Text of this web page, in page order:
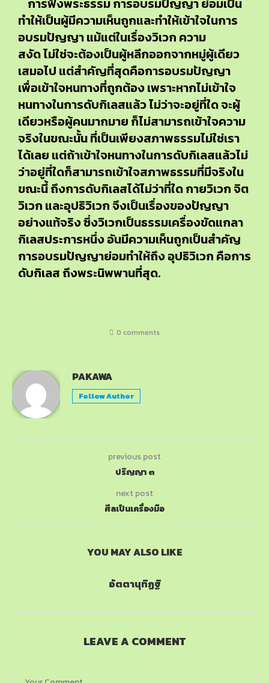
การฟังพระธรรม การอบรมปัญญา ย่อมเป็น
ทำให้เป็นผู้มีความเห็นถูกและทำให้เข้าใจในการ
อบรมปัญญา แม้แต่ในเรื่องวิเวก ความ
สงัด ไม่ใช่จะต้องเป็นผู้หลีกออกจากหมู่ผู้เดียว
เสมอไป แต่สำคัญที่สุดคือการอบรมปัญญา
เพื่อเข้าใจหนทางที่ถูกต้อง เพราะหากไม่เข้าใจ
หนทางในการดับกิเลสแล้ว ไม่ว่าจะอยู่ที่ใด จะผู้
เดียวหรือผู้คนมากมาย ก็ไม่สามารถเข้าใจความ
จริงในขณะนั้น ที่เป็นเพียงสภาพธรรมไม่ใช่เรา
ได้เลย แต่ถ้าเข้าใจหนทางในการดับกิเลสแล้วไม่
ว่าอยู่ที่ใดก็สามารถเข้าใจสภาพธรรมที่มีจริงใน
ขณะนี้ ถึงการดับกิเลสได้ไม่ว่าที่ใด กายวิเวก จิต
วิเวก และอุปธิวิเวก จึงเป็นเรื่องของปัญญา
อย่างแท้จริง ซึ่งวิเวกเป็นธรรมเครื่องขัดแกลา
กิเลสประการหนึ่ง อันมีความเห็นถูกเป็นสำคัญ
การอบรมปัญญาย่อมทำให้ถึง อุปธิวิเวก คือการ
ดับกิเลส ถึงพระนิพพานที่สุด.
0 comments
PAKAWA
Follow Author
previous post
ปริญญา ๓
next post
ศีลเป็นเครื่องมือ
YOU MAY ALSO LIKE
อัตตานุทิฏฐิ
LEAVE A COMMENT